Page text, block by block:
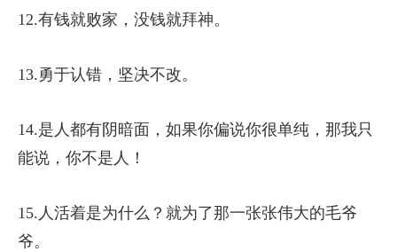
12.有钱就败家，没钱就拜神。
13.勇于认错，坚决不改。
14.是人都有阴暗面，如果你偏说你很单纯，那我只
能说，你不是人！
15.人活着是为什么？就为了那一张张伟大的毛爷
爷。